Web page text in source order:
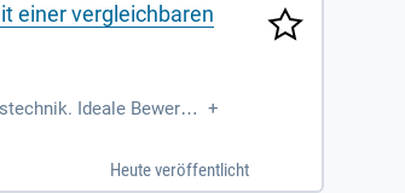
einer vergleichbaren
Ideale Bewerber
und respektvolles Mitei
Als Gemeinschaf
für eine unbefristete Vol
+
Heute veröffentlicht